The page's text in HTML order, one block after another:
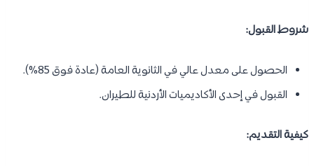
شروط القبول:
الحصول على معدل عالي في الثانوية العامة (عادة فوق 85%).
القبول في إحدى الأكاديميات الأردنية للطيران.
كيفية التقديم: